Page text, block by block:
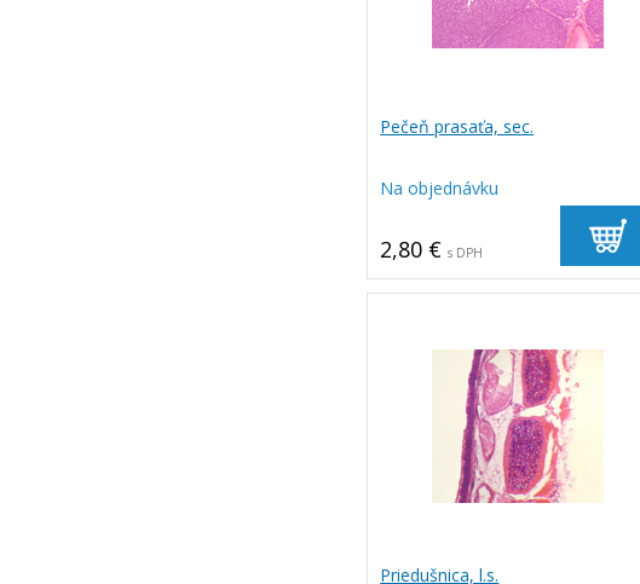
Pečeň prasaťa, sec.
Na objednávku
2,80 € s DPH
Priedušnica, l.s.